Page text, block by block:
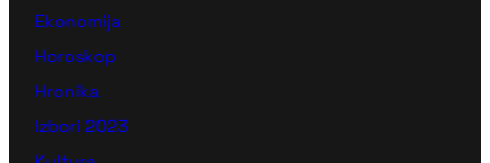
Ekonomija
Horoskop
Hronika
Izbori 2023